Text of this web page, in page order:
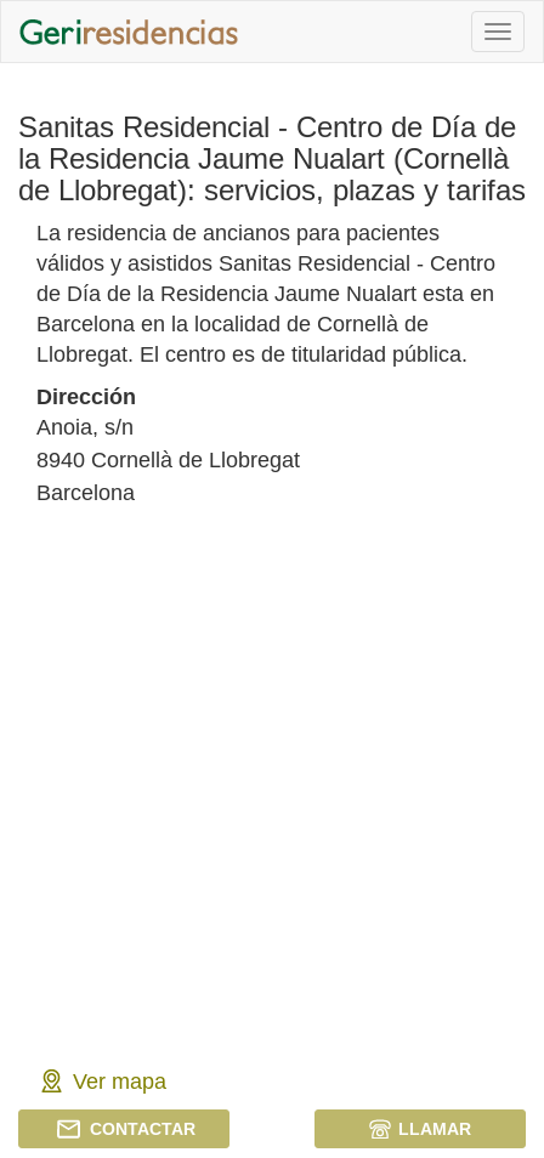
Sanitas Residencial - Centro de Día de
la Residencia Jaume Nualart (Cornellà
de Llobregat): servicios, plazas y tarifas
La residencia de ancianos para pacientes
válidos y asistidos Sanitas Residencial - Centro
de Día de la Residencia Jaume Nualart esta en
Barcelona en la localidad de Cornellà de
Llobregat. El centro es de titularidad pública.
Dirección
Anoia, s/n
8940 Cornellà de Llobregat
Barcelona
Ver mapa
CONTACTAR LLAMAR